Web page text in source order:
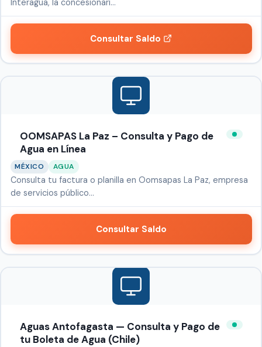
Interagua, la concesionari…
Consultar Saldo
OOMSAPAS La Paz – Consulta y Pago de
Agua en Línea
MÉXICO AGUA
Consulta tu factura o planilla en Oomsapas La Paz, empresa
de servicios público…
Consultar Saldo
Aguas Antofagasta — Consulta y Pago de
tu Boleta de Agua (Chile)